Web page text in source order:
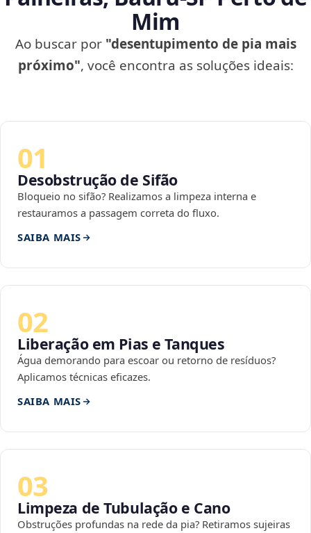
Mim
Ao buscar por "desentupimento de pia mais
próximo", você encontra as soluções ideais:
01
Desobstrução de Sifão
Bloqueio no sifão? Realizamos a limpeza interna e
restauramos a passagem correta do fluxo.
SAIBA MAIS
02
Liberação em Pias e Tanques
Água demorando para escoar ou retorno de resíduos?
Aplicamos técnicas eficazes.
SAIBA MAIS
03
Limpeza de Tubulação e Cano
Obstruções profundas na rede da pia? Retiramos sujeiras